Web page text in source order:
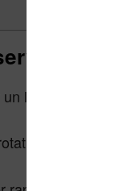
les
livre papier,
est un